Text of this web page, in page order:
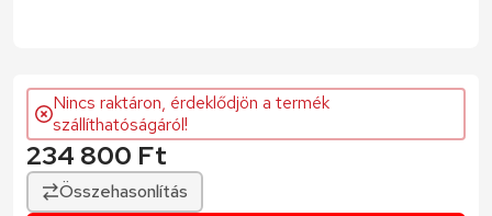
Nincs raktáron, érdeklődjön a termék
szállíthatóságáról!
234 800 Ft